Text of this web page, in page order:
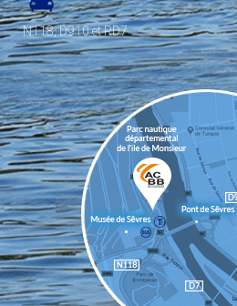
N118, D910 et RD7